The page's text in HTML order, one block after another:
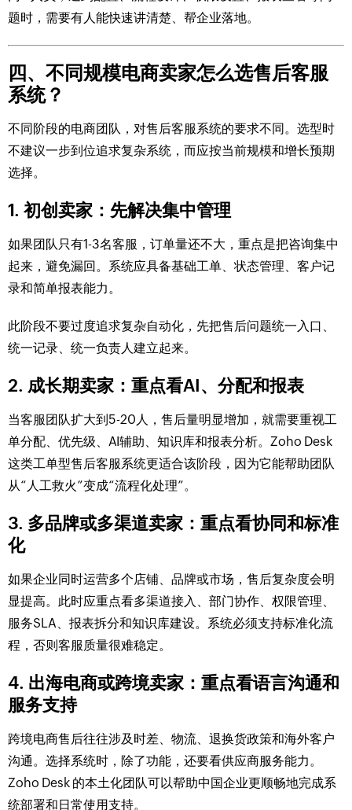
题时，需要有人能快速讲清楚、帮企业落地。
四、不同规模电商卖家怎么选售后客服
系统？
不同阶段的电商团队，对售后客服系统的要求不同。选型时
不建议一步到位追求复杂系统，而应按当前规模和增长预期
选择。
1. 初创卖家：先解决集中管理
如果团队只有1-3名客服，订单量还不大，重点是把咨询集中
起来，避免漏回。系统应具备基础工单、状态管理、客户记
录和简单报表能力。
此阶段不要过度追求复杂自动化，先把售后问题统一入口、
统一记录、统一负责人建立起来。
2. 成长期卖家：重点看AI、分配和报表
当客服团队扩大到5-20人，售后量明显增加，就需要重视工
单分配、优先级、AI辅助、知识库和报表分析。Zoho Desk
这类工单型售后客服系统更适合该阶段，因为它能帮助团队
从“人工救火”变成“流程化处理”。
3. 多品牌或多渠道卖家：重点看协同和标准
化
如果企业同时运营多个店铺、品牌或市场，售后复杂度会明
显提高。此时应重点看多渠道接入、部门协作、权限管理、
服务SLA、报表拆分和知识库建设。系统必须支持标准化流
程，否则客服质量很难稳定。
4. 出海电商或跨境卖家：重点看语言沟通和
服务支持
跨境电商售后往往涉及时差、物流、退换货政策和海外客户
沟通。选择系统时，除了功能，还要看供应商服务能力。
Zoho Desk 的本土化团队可以帮助中国企业更顺畅地完成系
统部署和日常使用支持。